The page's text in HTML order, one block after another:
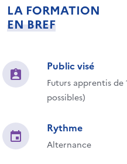
LA FORMATION
EN BREF
Public visé
Futurs apprentis de
possibles)
Rythme
Alternance